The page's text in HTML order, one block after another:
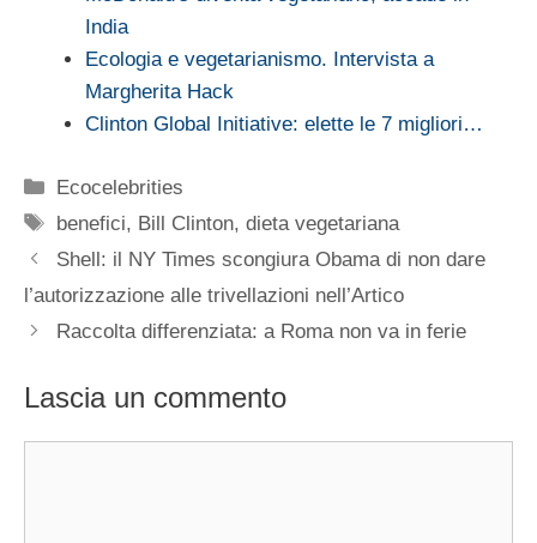
India
Ecologia e vegetarianismo. Intervista a
Margherita Hack
Clinton Global Initiative: elette le 7 migliori…
Categorie
Ecocelebrities
Tag
benefici, Bill Clinton,dieta vegetariana
Shell: il NY Times scongiura Obama di non dare
l’autorizzazione alle trivellazioni nell’Artico
Raccolta differenziata: a Roma non va in ferie
Lascia un commento